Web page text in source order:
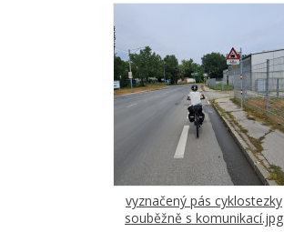
vyznačený pás cyklostezky
souběžně s komunikací.jpg